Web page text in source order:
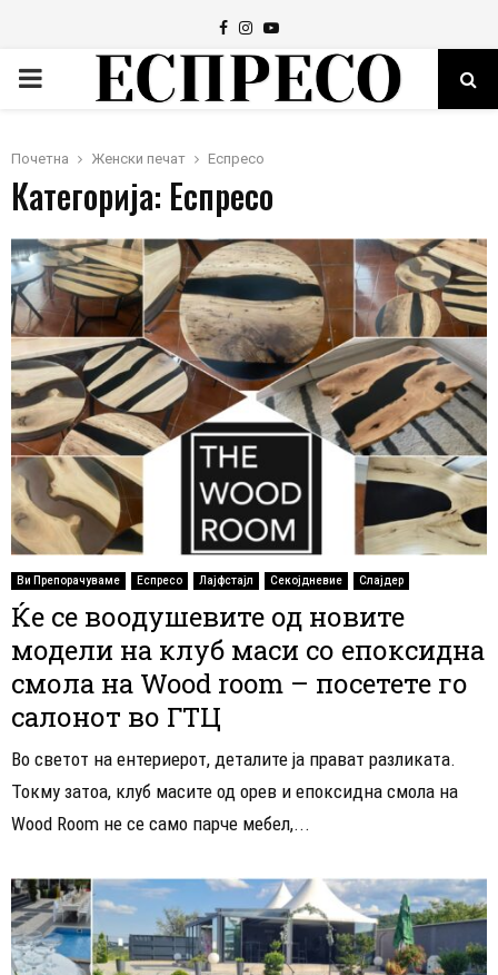
Facebook
Instagram
Youtube
PRIMARY
Почетна Женски печат Еспресо
Категорија: Еспресо
Ви Препорачуваме Еспресо Лајфстајл Секојдневие Слајдер
Ќе се воодушевите од новите
модели на клуб маси со епоксидна
смола на Wood room – посетете го
салонот во ГТЦ
Во светот на ентериерот, деталите ја прават разликата.
Токму затоа, клуб масите од орев и епоксидна смола на
Wood Room не се само парче мебел,...